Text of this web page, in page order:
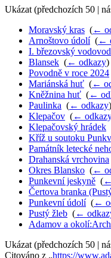
Ukázat (předchozích 50 |
Moravský kras (←
Arnoštovo údolí‎ (←
I. březovský vodovod
Blansek (← odkazy)
Povodně v roce 2024
Mariánská huť (←
Kněžnina huť (←
Paulinka (← odkazy)
Klepačov (←
Klepačovský hrádek
Kříž u soutoku
Památník letecké
Drahanská vrchovina
Okres Blansko (←
Punkevní jeskyně (
Čertova branka
Punkevní údolí‎ (←
Pustý žleb (←
Adamov a
Ukázat (předchozích 50 |
Citováno z „https://